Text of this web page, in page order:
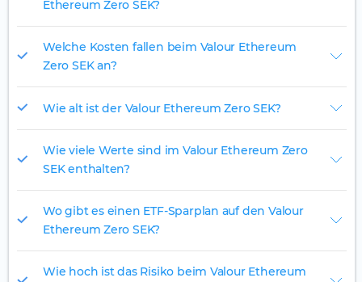
Ethereum Zero SEK?
Welche Kosten fallen beim Valour Ethereum
Zero SEK an?
Wie alt ist der Valour Ethereum Zero SEK?
Wie viele Werte sind im Valour Ethereum Zero
SEK enthalten?
Wo gibt es einen ETF-Sparplan auf den Valour
Ethereum Zero SEK?
Wie hoch ist das Risiko beim Valour Ethereum